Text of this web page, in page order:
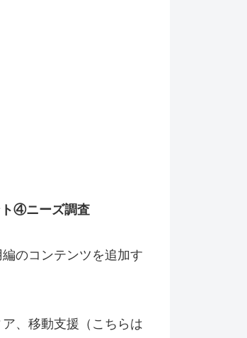
④ニーズ調査
のコンテンツを追加す
、移動支援（こちらは